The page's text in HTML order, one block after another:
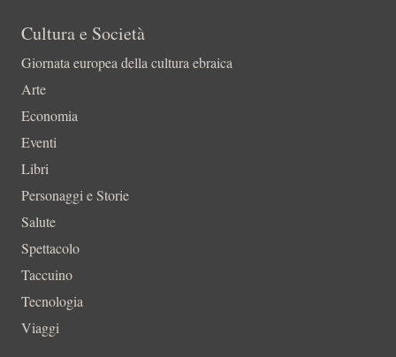
Cultura e Società
Giornata europea della cultura ebraica
Arte
Economia
Eventi
Libri
Personaggi e Storie
Salute
Spettacolo
Taccuino
Tecnologia
Viaggi